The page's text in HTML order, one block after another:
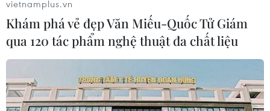
AI của Google Translate gặp trục trặc, đưa
vietnamplus.vn
Khám phá vẻ đẹp Văn Miếu-Quốc Tử Giám
qua 120 tác phẩm nghệ thuật đa chất liệu